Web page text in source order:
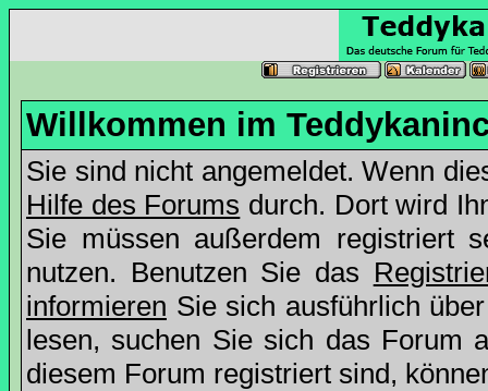
Willkommen im
Sie sind nicht angemeldet. Wenn
Hilfe des Forums durch. Dort wird
Sie müssen außerdem registriert
nutzen. Benutzen Sie das
informieren Sie sich ausführlich
lesen, suchen Sie sich das Forum
diesem Forum registriert sind,